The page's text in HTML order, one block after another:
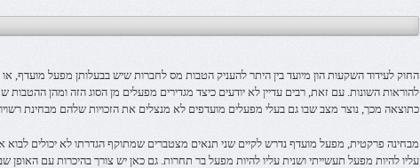
החוק לעידוד השקעות הון מיועד בין היתר להעניק הטבות מס לחברות שיש בבעלותן מפעל מועדף, או
להוראות השונות. עם זאת, רבים עדיין לא יודעים כיצד מגדירים מפעלים מן הסוג הזה ומהן ההטבות
כתוצאה מכך, נוצר מצב שבו גם בעלי מפעלים מועדפים לא מנצלים את הזכויות שלהם מבחינת
מבחינה פרקטית, מפעל מועדף נדרש לקיים שני תנאים מצטברים שמתוקף הגדרתו לא יכולים
עליו להיות מפעל תעשייתי ושנית עליו להיות מפעל בר תחרות. גם כאן יש צורך בהיכרות עם האופן